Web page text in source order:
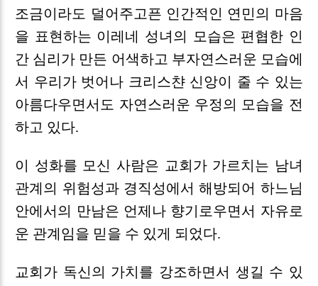
조금이라도 덜어주고픈 인간적인 연민의 마음
을 표현하는 이레네 성녀의 모습은 편협한 인
간 심리가 만든 어색하고 부자연스러운 모습에
서 우리가 벗어나 크리스챤 신앙이 줄 수 있는
아름다우면서도 자연스러운 우정의 모습을 전
하고 있다.
이 성화를 모신 사람은 교회가 가르치는 남녀
관계의 위험성과 경직성에서 해방되어 하느님
안에서의 만남은 언제나 향기로우면서 자유로
운 관계임을 믿을 수 있게 되었다.
교회가 독신의 가치를 강조하면서 생길 수 있